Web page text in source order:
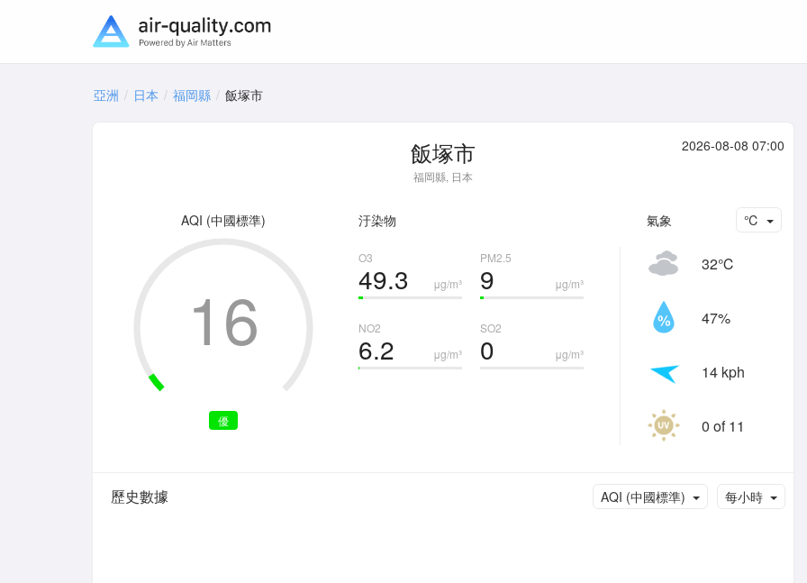
亞洲 日本 福岡縣 飯塚市
飯塚市
福岡縣, 日本
2026-08-08 07:00
AQI (中國標準)
優
16
汙染物
O3
μg/m³
49.3
PM2.5
μg/m³
9
NO2
μg/m³
6.2
SO2
μg/m³
0
氣象 ℃
32℃
47%
14 kph
0 of 11
歷史數據 每小時
AQI (中國標準)